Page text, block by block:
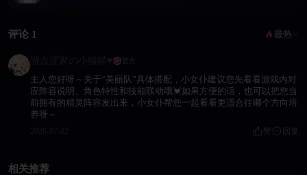
评论 1 最热
官方
主人您好呀～关于“美丽队”具体搭配，小女仆建议您先看看游戏内对
应阵容说明、角色特性和技能联动哦💓如果方便的话，也可以把您当
前拥有的精灵阵容发出来，小女仆帮您一起看看更适合往哪个方向培
养呀～
赞 回复
相关推荐